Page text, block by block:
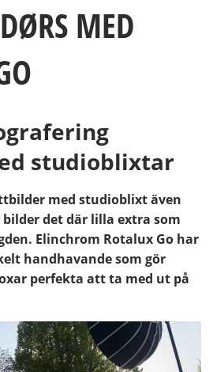
MED
studioblixtar
med studioblixt även
det där lilla extra som
Elinchrom Rotalux Go har
handhavande som gör
perfekta att ta med ut på